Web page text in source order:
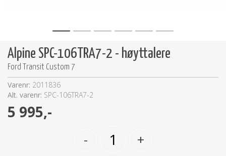
Alpine SPC-106TRA7-2 - høyttalere
Ford Transit Custom 7
Varenr: 2011836
Alt. varenr: SPC-106TRA7-2
5 995,-
- +